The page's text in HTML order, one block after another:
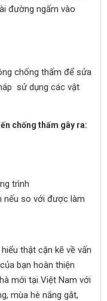
đường ngấm vào
chống thấm để sửa
sử dụng các vật
chống thấm gây ra:
trình
nếu so với được làm
thật cặn kẽ về vấn
bạn hoàn thiện
mới tại Việt Nam với
mùa hè nắng gắt,